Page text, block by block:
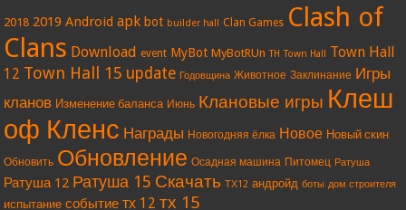
2018 2019 Android apk bot builder hall Clan Games Clash of
Clans Download event MyBot MyBotRUn TH Town Hall Town Hall
12 Town Hall 15 update Годовщина Животное Заклинание Игры
кланов Изменение баланса Июнь Клановые игры Клеш
оф Кленс Награды Новогодняя ёлка Новое Новый скин
Обновить Обновление Осадная машина Питомец Ратуша
Ратуша 12 Ратуша 15 Скачать ТХ12 андройд боты дом строителя
испытание событие тх 12 тх 15